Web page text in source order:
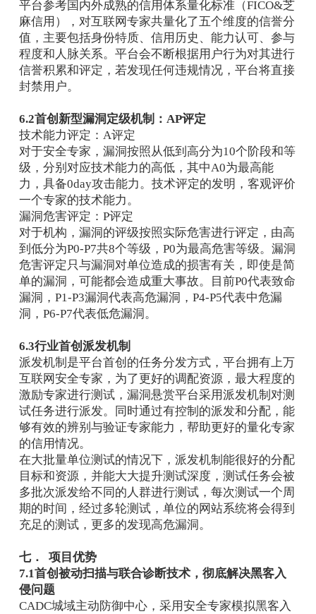
平台参考国内外成熟的信用体系量化标准（FICO&芝
麻信用），对互联网专家共量化了五个维度的信誉分
值，主要包括身份特质、信用历史、能力认可、参与
程度和人脉关系。平台会不断根据用户行为对其进行
信誉积累和评定，若发现任何违规情况，平台将直接
封禁用户。
6.2首创新型漏洞定级机制：AP评定
技术能力评定：A评定
对于安全专家，漏洞按照从低到高分为10个阶段和等
级，分别对应技术能力的高低，其中A0为最高能
力，具备0day攻击能力。技术评定的发明，客观评价
一个专家的技术能力。
漏洞危害评定：P评定
对于机构，漏洞的评级按照实际危害进行评定，由高
到低分为P0-P7共8个等级，P0为最高危害等级。漏洞
危害评定只与漏洞对单位造成的损害有关，即使是简
单的漏洞，可能都会造成重大事故。目前P0代表致命
漏洞，P1-P3漏洞代表高危漏洞，P4-P5代表中危漏
洞，P6-P7代表低危漏洞。
6.3行业首创派发机制
派发机制是平台首创的任务分发方式，平台拥有上万
互联网安全专家，为了更好的调配资源，最大程度的
激励专家进行测试，漏洞悬赏平台采用派发机制对测
试任务进行派发。同时通过有控制的派发和分配，能
够有效的辨别与验证专家能力，帮助更好的量化专家
的信用情况。
在大批量单位测试的情况下，派发机制能很好的分配
目标和资源，并能大大提升测试深度，测试任务会被
多批次派发给不同的人群进行测试，每次测试一个周
期的时间，经过多轮测试，单位的网站系统将会得到
充足的测试，更多的发现高危漏洞。
七． 项目优势
7.1首创被动扫描与联合诊断技术，彻底解决黑客入
侵问题
CADC城域主动防御中心，采用安全专家模拟黑客入